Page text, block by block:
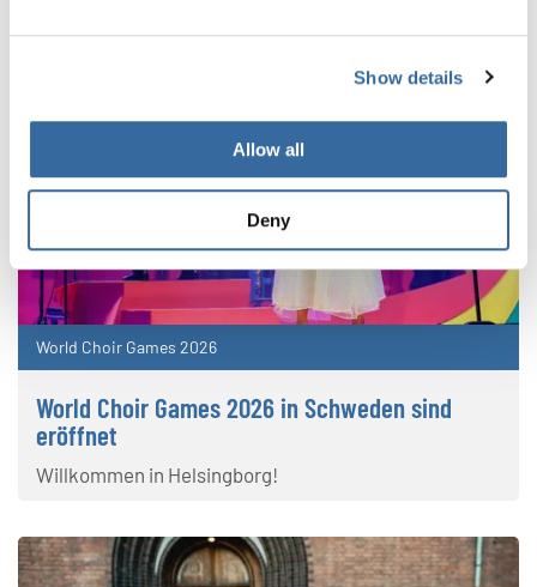
Show details
Allow all
Deny
World Choir Games 2026
World Choir Games 2026 in Schweden sind
eröffnet
Willkommen in Helsingborg!